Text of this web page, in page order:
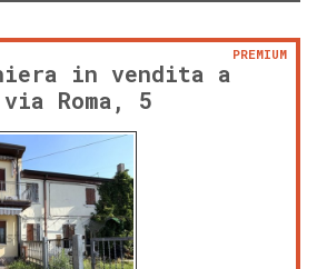
in vendita a
Roma, 5
PREMIUM